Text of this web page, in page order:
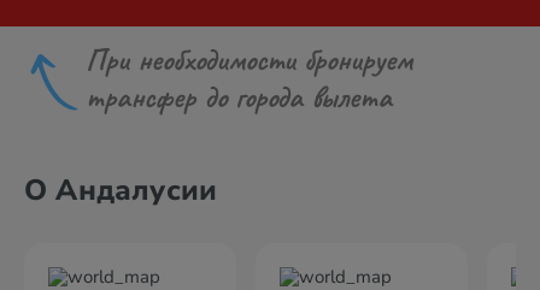
При необходимости бронируем
трансфер до города вылета
О Андалусии